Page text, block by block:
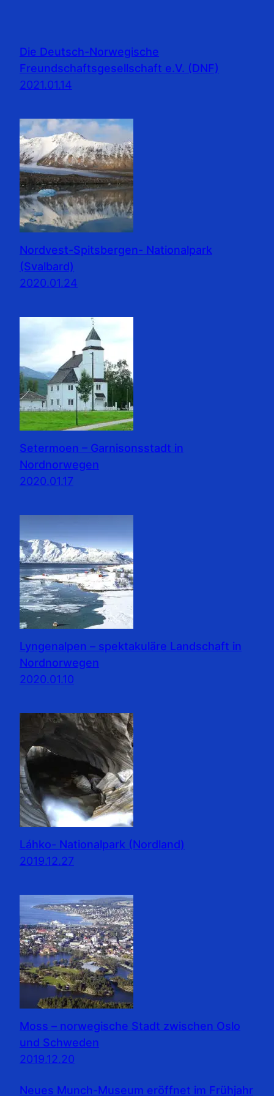
Die Deutsch-Norwegische
Freundschaftsgesellschaft e.V. (DNF)
2021.01.14
Nordvest-Spitsbergen- Nationalpark
(Svalbard)
2020.01.24
Setermoen – Garnisonsstadt in
Nordnorwegen
2020.01.17
Lyngenalpen – spektakuläre Landschaft in
Nordnorwegen
2020.01.10
Láhko- Nationalpark (Nordland)
2019.12.27
Moss – norwegische Stadt zwischen Oslo
und Schweden
2019.12.20
Neues Munch-Museum eröffnet im Frühjahr